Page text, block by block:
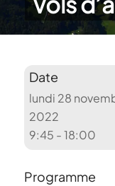
Date
lundi 28
2022
9:45 - 18:00
Programme